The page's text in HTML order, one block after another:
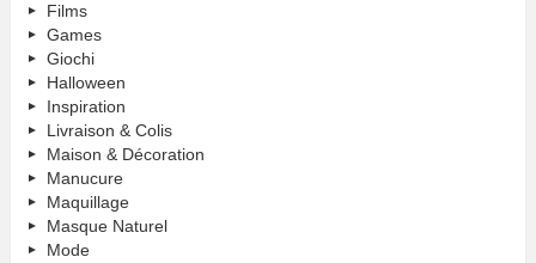
Films
Games
Giochi
Halloween
Inspiration
Livraison & Colis
Maison & Décoration
Manucure
Maquillage
Masque Naturel
Mode